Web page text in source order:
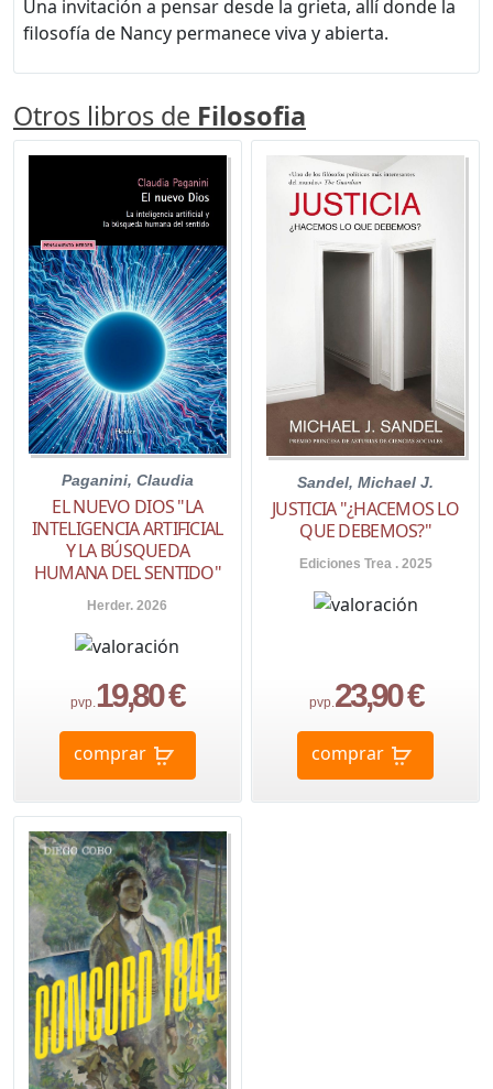
Una invitación a pensar desde la grieta, allí donde la
filosofía de Nancy permanece viva y abierta.
Otros libros de Filosofia
Paganini, Claudia
EL NUEVO DIOS "LA
INTELIGENCIA ARTIFICIAL
Y LA BÚSQUEDA
HUMANA DEL SENTIDO"
Herder. 2026
pvp. 19,80 €
comprar
Sandel, Michael J.
JUSTICIA "¿HACEMOS LO
QUE DEBEMOS?"
Ediciones Trea . 2025
pvp. 23,90 €
comprar